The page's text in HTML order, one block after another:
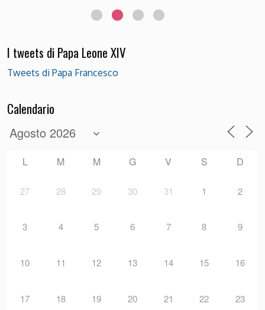
I tweets di Papa Leone XIV
Tweets di Papa Francesco
Calendario
L M M G V S D
27 28 29 30 31 1 2
3 4 5 6 7 8 9
10 11 12 13 14 15 16
17 18 19 20 21 22 23